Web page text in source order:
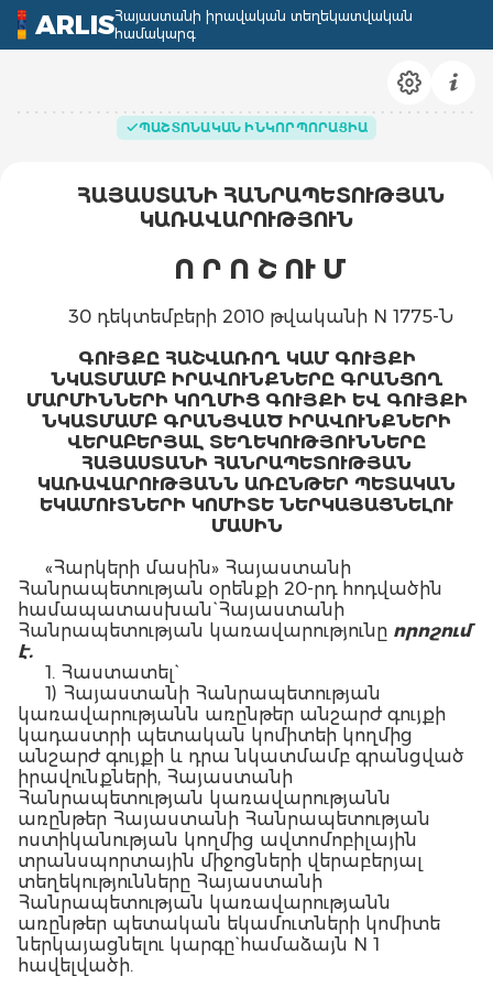
ARLISՀայաստանի իրավական տեղեկատվական
համակարգ
ՊԱՇՏՈՆԱԿԱՆ ԻՆԿՈՐՊՈՐԱՑԻԱ
ՀԱՅԱՍՏԱՆԻ ՀԱՆՐԱՊԵՏՈՒԹՅԱՆ
ԿԱՌԱՎԱՐՈՒԹՅՈՒՆ
Ո Ր Ո Շ ՈՒ Մ
30 դեկտեմբերի 2010 թվականի N 1775-Ն
ԳՈՒՅՔԸ ՀԱՇՎԱՌՈՂ ԿԱՄ ԳՈՒՅՔԻ
ՆԿԱՏՄԱՄԲ ԻՐԱՎՈՒՆՔՆԵՐԸ ԳՐԱՆՑՈՂ
ՄԱՐՄԻՆՆԵՐԻ ԿՈՂՄԻՑ ԳՈՒՅՔԻ ԵՎ ԳՈՒՅՔԻ
ՆԿԱՏՄԱՄԲ ԳՐԱՆՑՎԱԾ ԻՐԱՎՈՒՆՔՆԵՐԻ
ՎԵՐԱԲԵՐՅԱԼ ՏԵՂԵԿՈՒԹՅՈՒՆՆԵՐԸ
ՀԱՅԱՍՏԱՆԻ ՀԱՆՐԱՊԵՏՈՒԹՅԱՆ
ԿԱՌԱՎԱՐՈՒԹՅԱՆՆ ԱՌԸՆԹԵՐ ՊԵՏԱԿԱՆ
ԵԿԱՄՈՒՏՆԵՐԻ ԿՈՄԻՏԵ ՆԵՐԿԱՅԱՑՆԵԼՈՒ
ՄԱՍԻՆ
«Հարկերի մասին» Հայաստանի
Հանրապետության օրենքի 20-րդ հոդվածին
համապատասխան` Հայաստանի
Հանրապետության կառավարությունը որոշում
է.
1. Հաստատել`
1) Հայաստանի Հանրապետության
կառավարությանն առընթեր անշարժ գույքի
կադաստրի պետական կոմիտեի կողմից
անշարժ գույքի և դրա նկատմամբ գրանցված
իրավունքների, Հայաստանի
Հանրապետության կառավարությանն
առընթեր Հայաստանի Հանրապետության
ոստիկանության կողմից ավտոմոբիլային
տրանսպորտային միջոցների վերաբերյալ
տեղեկությունները Հայաստանի
Հանրապետության կառավարությանն
առընթեր պետական եկամուտների կոմիտե
ներկայացնելու կարգը` համաձայն N 1
հավելվածի.